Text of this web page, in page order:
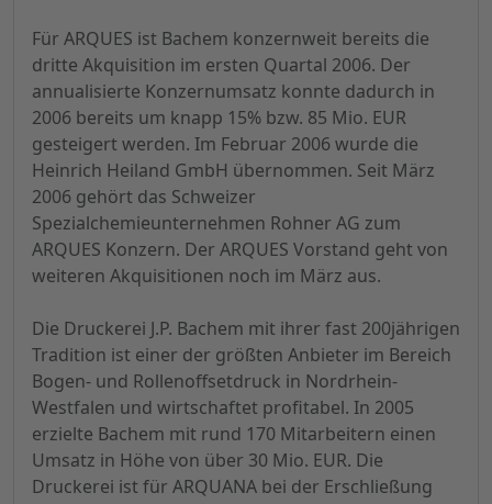
Für ARQUES ist Bachem konzernweit bereits die
dritte Akquisition im ersten Quartal 2006. Der
annualisierte Konzernumsatz konnte dadurch in
2006 bereits um knapp 15% bzw. 85 Mio. EUR
gesteigert werden. Im Februar 2006 wurde die
Heinrich Heiland GmbH übernommen. Seit März
2006 gehört das Schweizer
Spezialchemieunternehmen Rohner AG zum
ARQUES Konzern. Der ARQUES Vorstand geht von
weiteren Akquisitionen noch im März aus.
Die Druckerei J.P. Bachem mit ihrer fast 200jährigen
Tradition ist einer der größten Anbieter im Bereich
Bogen- und Rollenoffsetdruck in Nordrhein-
Westfalen und wirtschaftet profitabel. In 2005
erzielte Bachem mit rund 170 Mitarbeitern einen
Umsatz in Höhe von über 30 Mio. EUR. Die
Druckerei ist für ARQUANA bei der Erschließung